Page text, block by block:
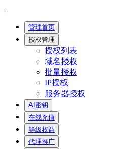
管理首页
授权管理
授权列表
域名授权
批量授权
IP授权
服务器授权
AI密钥
在线充值
等级权益
代理推广